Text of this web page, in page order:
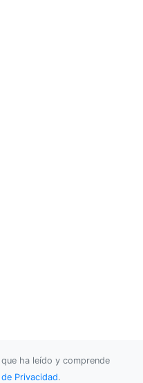
ha leído y comprende
Privacidad.